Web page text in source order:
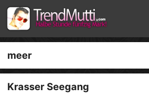
Zum
Inhalt
springen
meer
Krasser Seegang